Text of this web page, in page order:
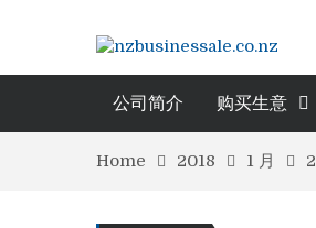
公司简介 购买生意
Home 2018 1 月